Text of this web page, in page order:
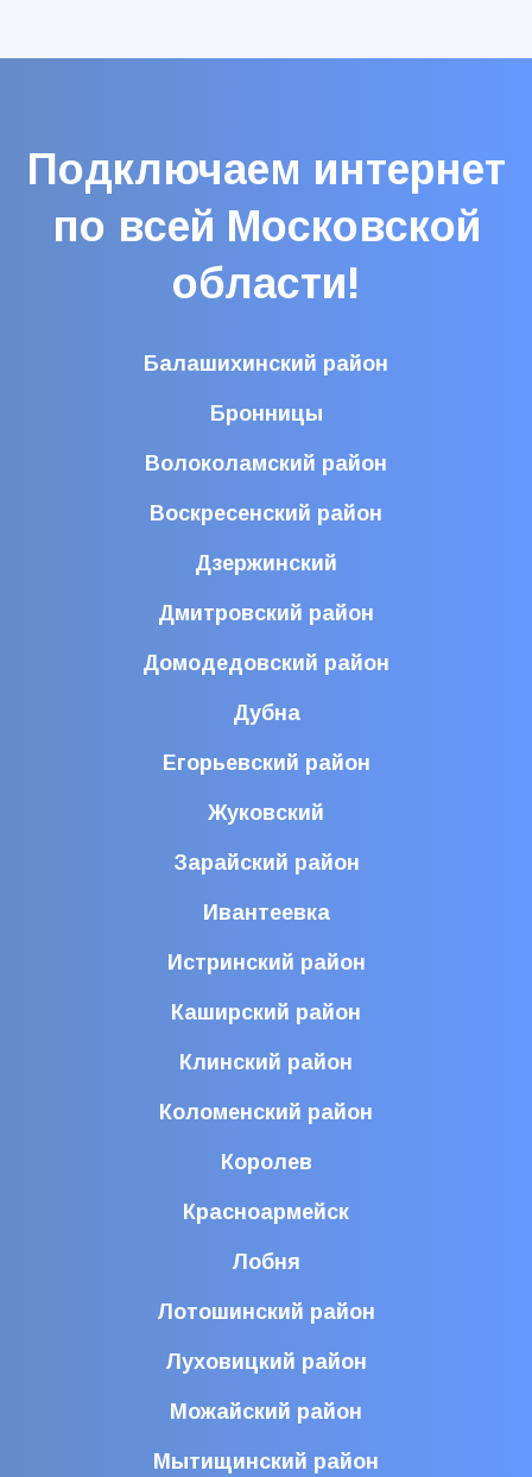
Подключаем интернет
по всей Московской
области!
Балашихинский район
Бронницы
Волоколамский район
Воскресенский район
Дзержинский
Дмитровский район
Домодедовский район
Дубна
Егорьевский район
Жуковский
Зарайский район
Ивантеевка
Истринский район
Каширский район
Клинский район
Коломенский район
Королев
Красноармейск
Лобня
Лотошинский район
Луховицкий район
Можайский район
Мытищинский район